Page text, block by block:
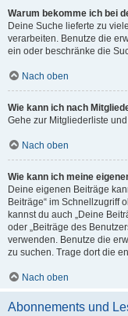
Warum bekomme ich bei
Deine Suche lieferte zu
verarbeiten. Benutze die
ein oder beschränke die
Nach oben
Wie kann ich nach
Gehe zur Mitgliederliste
Nach oben
Wie kann ich meine
Deine eigenen Beiträge
Beiträge“ im Schnellzugriff
kannst du auch „Deine
oder „Beiträge des
verwenden. Benutze die
zu suchen. Trage dort die
Nach oben
Abonnements und